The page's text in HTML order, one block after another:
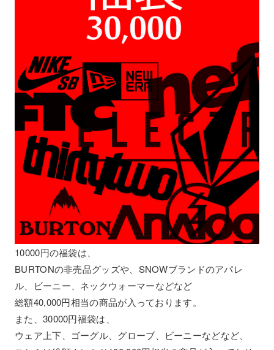
10000円の福袋は、
BURTONの非売品グッズや、SNOWブランドのアパレ
ル、ビーニー、ネックウォーマーなどなど
総額40,000円相当の商品が入っております。
また、30000円福袋は、
ウェア上下、ゴーグル、グローブ、ビーニーなどなど、